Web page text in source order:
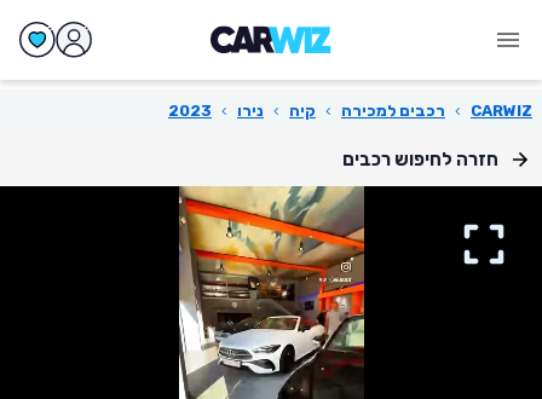
CARWIZ
› רכבים למכירה › קיה › נירו ›
2023
חזרה לחיפוש רכבים